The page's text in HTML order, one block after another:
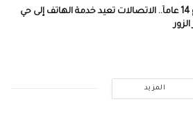
بعد انقطاع 14 عاماً.. الاتصالات تعيد خدمة الهاتف إلى حي
المزيد